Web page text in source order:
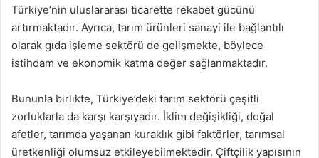
Türkiye’nin uluslararası ticarette rekabet gücünü
artırmaktadır. Ayrıca, tarım ürünleri sanayi ile bağlantılı
olarak gıda işleme sektörü de gelişmekte, böylece
istihdam ve ekonomik katma değer sağlanmaktadır.
Bununla birlikte, Türkiye’deki tarım sektörü çeşitli
zorluklarla da karşı karşıyadır. İklim değişikliği, doğal
afetler, tarımda yaşanan kuraklık gibi faktörler, tarımsal
üretkenliği olumsuz etkileyebilmektedir. Çiftçilik yapısının